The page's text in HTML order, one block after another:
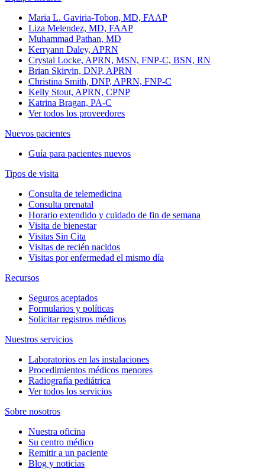
Maria L. Gaviria-Tobon, MD, FAAP
Liza Melendez, MD, FAAP
Muhammad Pathan, MD
Kerryann Daley, APRN
Crystal Locke, APRN, MSN, FNP-C, BSN, RN
Brian Skirvin, DNP, APRN
Christina Smith, DNP, APRN, FNP-C
Kelly Stout, APRN, CPNP
Katrina Bragan, PA-C
Ver todos los proveedores
Nuevos pacientes
Guía para pacientes nuevos
Tipos de visita
Consulta de telemedicina
Consulta prenatal
Horario extendido y cuidado de fin de semana
Visita de bienestar
Visitas Sin Cita
Visitas de recién nacidos
Visitas por enfermedad el mismo día
Recursos
Seguros aceptados
Formularios y políticas
Solicitar registros médicos
Nuestros servicios
Laboratorios en las instalaciones
Procedimientos médicos menores
Radiografía pediátrica
Ver todos los servicios
Sobre nosotros
Nuestra oficina
Su centro médico
Remitir a un paciente
Blog y noticias